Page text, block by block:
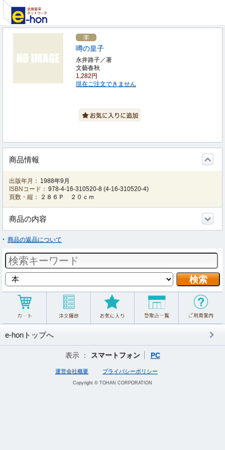
噂の皇子
永井路子／著
文藝春秋
1,282円
現在ご注文できません
商品情報
出版年月： 1988年9月
ISBNコード： 978-4-16-310520-8 (4-16-310520-4)
頁数・縦：
２８６Ｐ ２０ｃｍ
商品の内容
商品の返品について
e-honトップへ
表示 ： スマートフォン PC
運営会社概要 プライバシーポリシー
Copyright © TOHAN CORPORATION